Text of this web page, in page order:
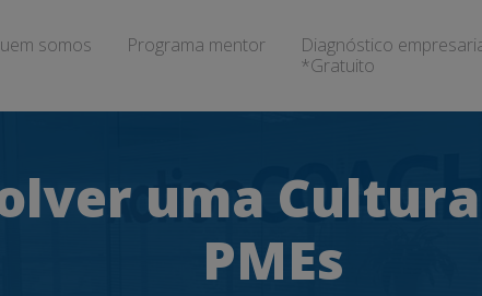
somos Programa mentor
Diagnóstico
*Gratuito
uma
PMEs